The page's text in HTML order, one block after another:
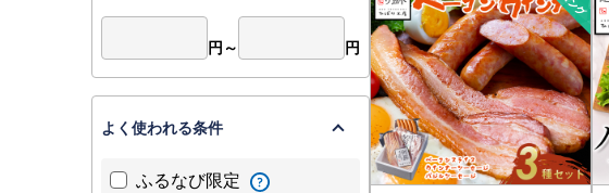
円～ 円
よく使われる条件
ふるなび限定